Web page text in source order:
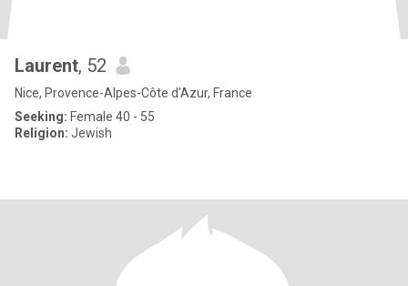
Laurent, 52
Nice, Provence-Alpes-Côte d'Azur, France
Seeking: Female 40 - 55
Religion: Jewish